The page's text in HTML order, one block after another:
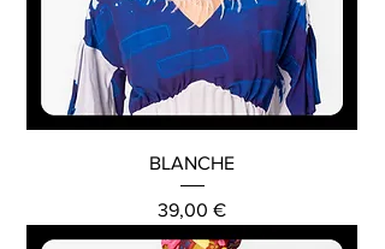
BLANCHE
Preis
39,00 €